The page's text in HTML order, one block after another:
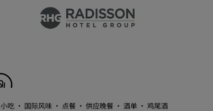
小吃 · 国际风味 · 点餐 · 供应晚餐 · 酒单 · 鸡尾酒